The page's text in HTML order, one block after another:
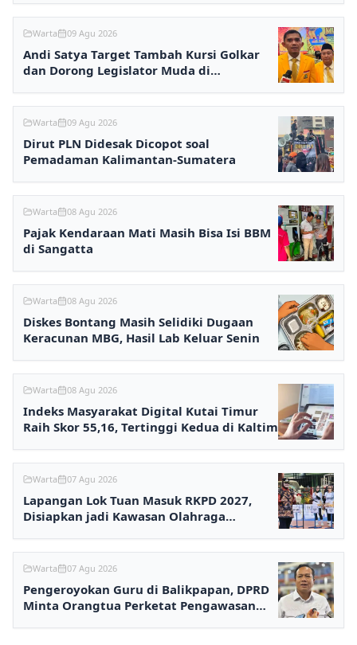
Warta 09 Agu 2026
Andi Satya Target Tambah Kursi Golkar
dan Dorong Legislator Muda di
Warta 09 Agu 2026
Dirut PLN Didesak Dicopot soal
Pemadaman Kalimantan-Sumatera
Warta 08 Agu 2026
Pajak Kendaraan Mati Masih Bisa Isi BBM
di Sangatta
Warta 08 Agu 2026
Diskes Bontang Masih Selidiki Dugaan
Keracunan MBG, Hasil Lab Keluar Senin
Warta 08 Agu 2026
Indeks Masyarakat Digital Kutai Timur
Raih Skor 55,16, Tertinggi Kedua di Kaltim
Warta 07 Agu 2026
Lapangan Lok Tuan Masuk RKPD 2027,
Disiapkan jadi Kawasan Olahraga
Warta 07 Agu 2026
Pengeroyokan Guru di Balikpapan, DPRD
Minta Orangtua Perketat Pengawasan